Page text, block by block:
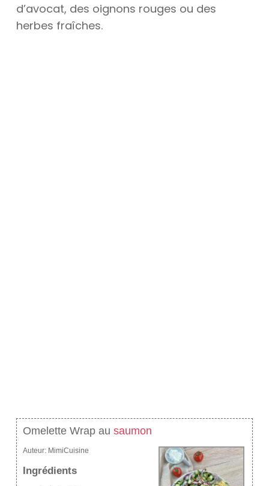
d’avocat, des oignons rouges ou des
herbes fraîches.
Omelette Wrap au saumon
Auteur: MimiCuisine
Ingrédients